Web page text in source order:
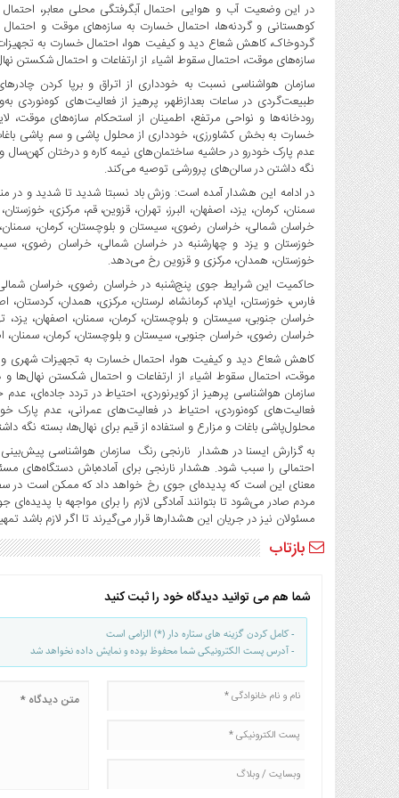
در این وضعیت آب و هوایی احتمال آبگرفتگی محلی معابر،
کوهستانی و گردنه‌ها، احتمال خسارت به سازه‌های موقت و
گردوخاک، کاهش شعاع دید و کیفیت هوا، احتمال خسارت به
سازه‌های موقت، احتمال سقوط اشیاء از ارتفاعات و احتمال شکستن
سازمان هواشناسی نسبت به خودداری از اتراق و برپا کردن
طبیعت‌گردی در ساعات بعدازظهر، پرهیز از فعالیت‌های کوه‌نوردی
رودخانه‌ها و نواحی مرتفع، اطمینان از استحکام سازه‌های موقت،
خسارت به بخش کشاورزی، خودداری از محلول پاشی و سم پاشی
عدم پارک خودرو در حاشیه ساختمان‌های نیمه کاره و درختان کهن‌سال
نگه داشتن در سالن‌های پرورشی توصیه می‌کند.
در ادامه این هشدار آمده است: وزش باد نسبتا شدید تا شدید و
سمنان، کرمان، یزد، اصفهان، البرز، تهران، قزوین، قم، مرکزی،
خراسان شمالی، خراسان رضوی، سیستان و بلوچستان، کرمان، سمنان،
خوزستان و یزد و چهارشنبه در خراسان شمالی، خراسان رضوی،
خوزستان، همدان، مرکزی و قزوین رخ می‌دهد.
حاکمیت این شرایط جوی پنج‌شنبه در خراسان رضوی، خراسان
فارس، خوزستان، ایلام، کرمانشاه، لرستان، مرکزی، همدان،
خراسان جنوبی، سیستان و بلوچستان، کرمان، سمنان، اصفهان،
خراسان رضوی، خراسان جنوبی، سیستان و بلوچستان، کرمان، سمنان،
کاهش شعاع دید و کیفیت هوا، احتمال خسارت به تجهیزات شهری و
موقت، احتمال سقوط اشیاء از ارتفاعات و احتمال شکستن نهال‌ها
سازمان هواشناسی پرهیز از کویرنوردی، احتیاط در تردد جاده‌ای، عدم
فعالیت‌های کوه‌نوردی، احتیاط در فعالیت‌های عمرانی، عدم
محلول‌پاشی باغات و مزارع و استفاده از قیم برای نهال‌ها، بسته نگه
به گزارش ایسنا در هشدار نارنجی ‌رنگ سازمان هواشناسی
احتمالی را سبب شود. هشدار نارنجی برای آماده‌باش دستگاه‌های
معنای این است که پدیده‌ای جوی رخ خواهد داد که ممکن است در
مردم صادر می‌شود تا بتوانند آمادگی لازم را برای مواجهه با
مسئولان نیز در جریان این هشدارها قرار می‌گیرند تا اگر لازم باشد
بازتاب
شما هم می توانید دیدگاه خود را ثبت کنید
- کامل کردن گزینه های ستاره دار (*) الزامی است
- آدرس پست الکترونیکی شما محفوظ بوده و نمایش داده نخواهد شد